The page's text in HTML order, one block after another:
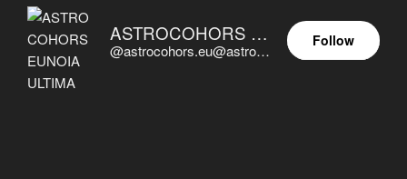
ASTROCOHORS EUNOIA ULTIMA
@astrocohors.eu@astrocohors.eu
Follow